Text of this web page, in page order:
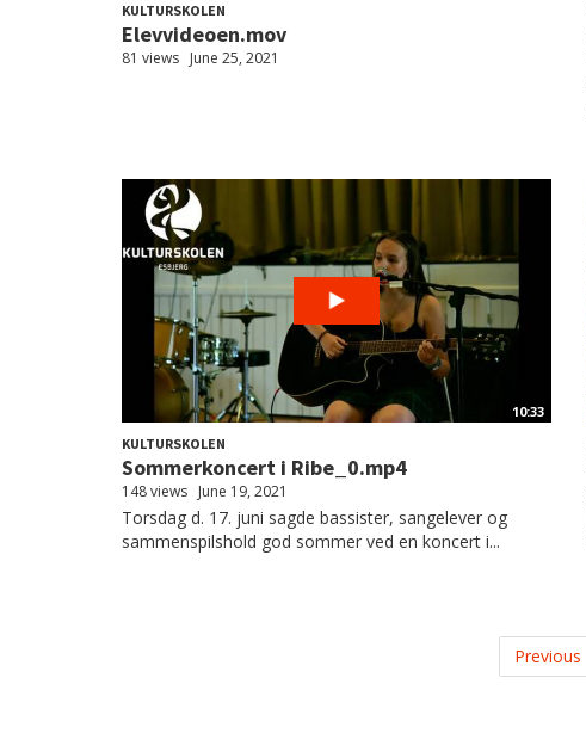
KULTURSKOLEN
Elevvideoen.mov
81 views June 25, 2021
10:33
KULTURSKOLEN
Sommerkoncert i Ribe_0.mp4
148 views June 19, 2021
Torsdag d. 17. juni sagde bassister, sangelever og
sammenspilshold god sommer ved en koncert i...
Previous